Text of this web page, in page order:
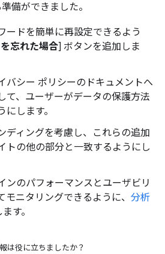
備ができました。
ードを簡単に再設定できるよう
忘れた場合] ボタンを追加しま
バシー ポリシーのドキュメントへ
て、ユーザーがデータの保護方法
します。
ディングを考慮し、これらの追加
トの他の部分と一致するようにし
ンのパフォーマンスとユーザビリ
モニタリングできるように、 分析
す。
は役に立ちましたか？